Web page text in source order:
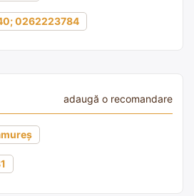
0262223784
adaugă o recomandare